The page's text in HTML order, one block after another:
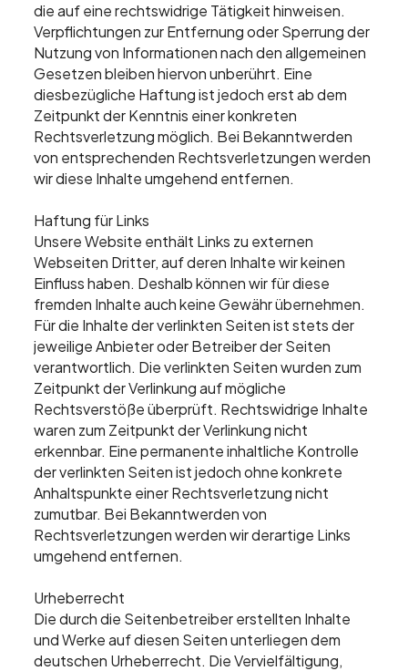
die auf eine rechtswidrige Tätigkeit hinweisen.
Verpflichtungen zur Entfernung oder Sperrung der
Nutzung von Informationen nach den allgemeinen
Gesetzen bleiben hiervon unberührt. Eine
diesbezügliche Haftung ist jedoch erst ab dem
Zeitpunkt der Kenntnis einer konkreten
Rechtsverletzung möglich. Bei Bekanntwerden
von entsprechenden Rechtsverletzungen werden
wir diese Inhalte umgehend entfernen.
Haftung für Links
Unsere Website enthält Links zu externen
Webseiten Dritter, auf deren Inhalte wir keinen
Einfluss haben. Deshalb können wir für diese
fremden Inhalte auch keine Gewähr übernehmen.
Für die Inhalte der verlinkten Seiten ist stets der
jeweilige Anbieter oder Betreiber der Seiten
verantwortlich. Die verlinkten Seiten wurden zum
Zeitpunkt der Verlinkung auf mögliche
Rechtsverstöße überprüft. Rechtswidrige Inhalte
waren zum Zeitpunkt der Verlinkung nicht
erkennbar. Eine permanente inhaltliche Kontrolle
der verlinkten Seiten ist jedoch ohne konkrete
Anhaltspunkte einer Rechtsverletzung nicht
zumutbar. Bei Bekanntwerden von
Rechtsverletzungen werden wir derartige Links
umgehend entfernen.
Urheberrecht
Die durch die Seitenbetreiber erstellten Inhalte
und Werke auf diesen Seiten unterliegen dem
deutschen Urheberrecht. Die Vervielfältigung,